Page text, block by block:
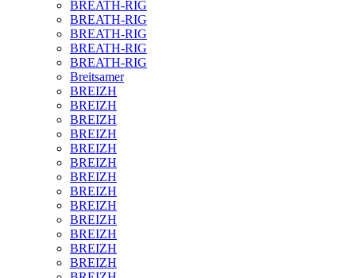
BREATH-RIG
BREATH-RIG
BREATH-RIG
BREATH-RIG
BREATH-RIG
Breitsamer
BREIZH
BREIZH
BREIZH
BREIZH
BREIZH
BREIZH
BREIZH
BREIZH
BREIZH
BREIZH
BREIZH
BREIZH
BREIZH